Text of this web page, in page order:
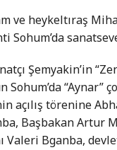
ve heykeltıraş
Sohum’da
Şemyakin’in
“Aynar”
açılış törenine
Başbakan Artur
Valeri Bganba,